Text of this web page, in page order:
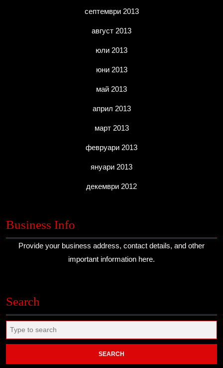
септември 2013
август 2013
юли 2013
юни 2013
май 2013
април 2013
март 2013
февруари 2013
януари 2013
декември 2012
Business Info
Provide your business address, contact details, and other
important information here.
Search
for: